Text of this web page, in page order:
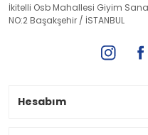
İkitelli Osb Mahallesi Giyim
NO:2 Başakşehir / İSTANBUL
Hesabım